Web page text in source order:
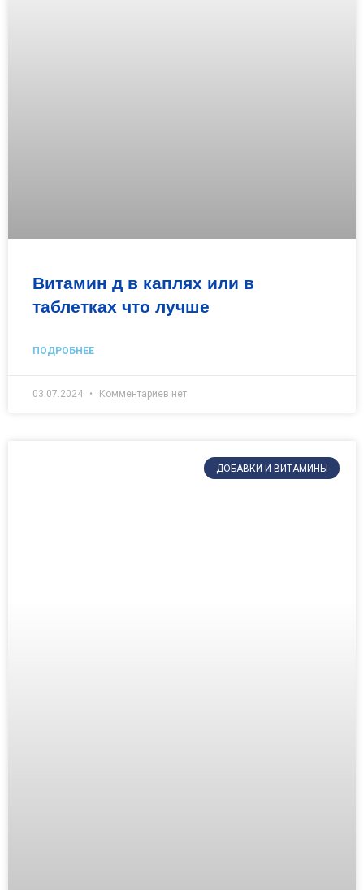
Витамин д в каплях или в
таблетках что лучше
ПОДРОБНЕЕ
03.07.2024 Комментариев нет
ДОБАВКИ И ВИТАМИНЫ